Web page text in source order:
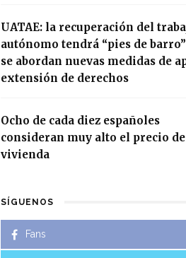
UATAE: la recuperación del
autónomo tendrá “pies de
se abordan nuevas medidas de
extensión de derechos
Ocho de cada diez españoles
consideran muy alto el precio
vivienda
SÍGUENOS
Fans